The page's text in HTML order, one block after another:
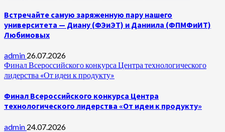
Встречайте самую заряженную пару нашего
университета — Диану (ФЭиЭТ) и Даниила (ФПМФиИТ)
Любимовых
admin 26.07.2026
Финал Всероссийского конкурса Центра технологического
лидерства «От идеи к продукту»
Финал Всероссийского конкурса Центра
технологического лидерства «От идеи к продукту»
admin 24.07.2026